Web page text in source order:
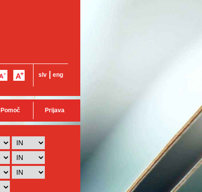
slv eng
Pomoč Prijava